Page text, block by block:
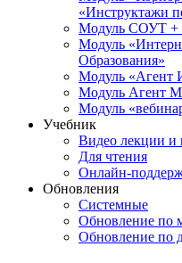
«Инструктажи
Модуль СОУТ +
Модуль
Образования»
Модуль «Агент
Модуль Агент
Модуль
Учебник
Видео лекции и
Для чтения
Онлайн-
Обновления
Системные
Обновление по
Обновление по